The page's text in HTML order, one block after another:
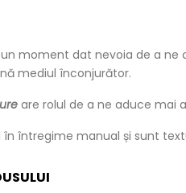
moment dat nevoia de a ne
mediul înconjurător.
are rolul de a ne aduce mai
în întregime manual și sunt